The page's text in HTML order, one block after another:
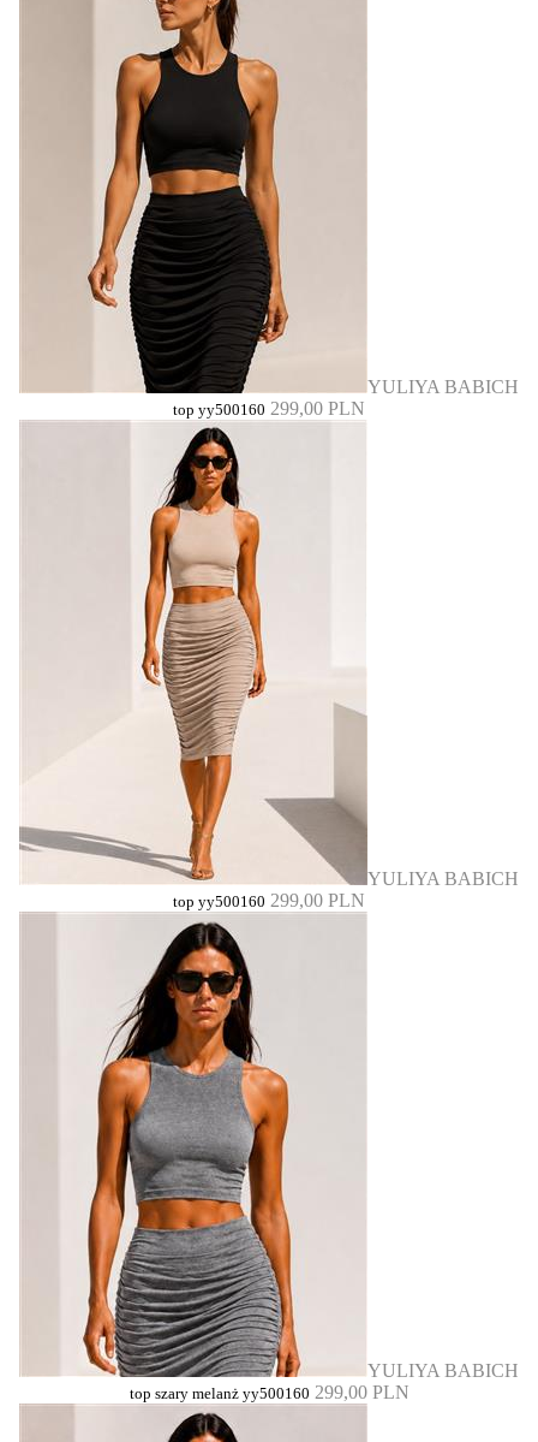
YULIYA BABICH
top yy500160 299,00 PLN
YULIYA BABICH
top yy500160 299,00 PLN
YULIYA BABICH
top szary melanż yy500160 299,00 PLN